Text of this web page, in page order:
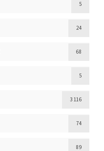
5
24
68
5
3 116
74
89